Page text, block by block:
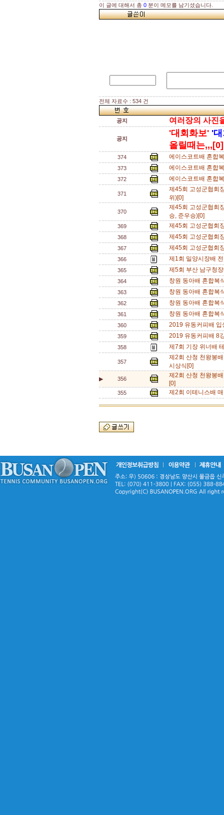
이 글에 대해서 총 0 분이 메모를 남기셨습니다.
전체 자료수 : 534 건
공지 여러장의 사진
공지
'대회화보' '
올릴때는,,,[0]
374 에이스코트배 혼합
373 에이스코트배 혼합
372 에이스코트배 혼합
371
제45회 고성군협회
위)[0]
370
제45회 고성군협회
승, 준우승)[0]
369 제45회 고성군협회
368 제45회 고성군협회
367 제45회 고성군협회
366 제1회 밀양시장배
365 제5회 부산 남구청
364 창원 동아배 혼합복
363 창원 동아배 혼합복
362 창원 동아배 혼합복
361 창원 동아배 혼합복
360 2019 유동커피배
359 2019 유동커피배 8
358 제7회 기장 위너배
357
제2회 산청 천왕봉
시상식[0]
▶ 356
제2회 산청 천왕봉
[0]
355 제2회 이테니스배